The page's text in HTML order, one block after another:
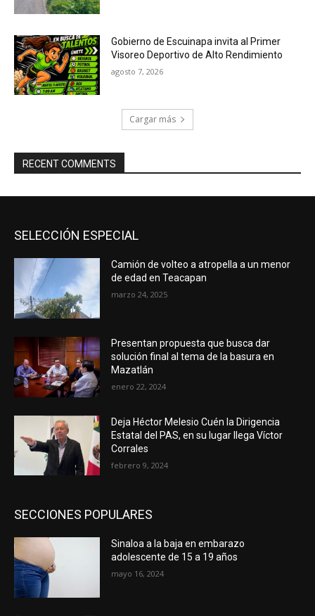
Gobierno de Escuinapa invita al Primer
Visoreo Deportivo de Alto Rendimiento
agosto 7, 2026
Cargar más
RECENT COMMENTS
SELECCIÓN ESPECIAL
Camión de volteo a atropella a un menor
de edad en Teacapan
marzo 24, 2025
Presentan propuesta que busca dar
solución final al tema de la basura en
Mazatlán
enero 22, 2024
Deja Héctor Melesio Cuén la Dirigencia
Estatal del PAS, en su lugar llega Víctor
Corrales
febrero 9, 2024
SECCIONES POPULARES
Sinaloa a la baja en embarazo
adolescente de 15 a 19 años
mayo 16, 2024